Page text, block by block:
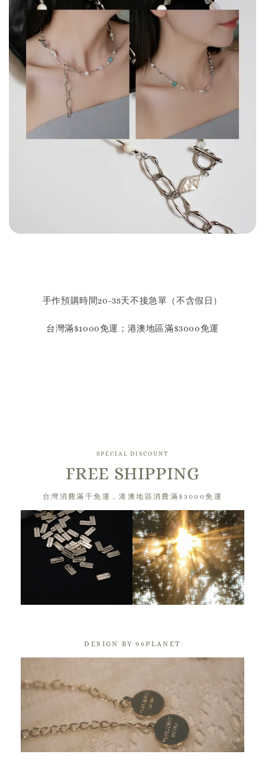
手作預購時間20-35天不接急單（不含假日）
台灣滿$1000免運；港澳地區滿$3000免運
SPECIAL DISCOUNT
FREE SHIPPING
台灣消費滿千免運，港澳地區消費滿$3000免運
DESIGN BY 96PLANET